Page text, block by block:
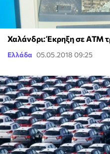
Χαλάνδρι: Έκρηξη σε ΑΤΜ
Ελλάδα 05.05.2018 09:25